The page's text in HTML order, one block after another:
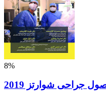
8%